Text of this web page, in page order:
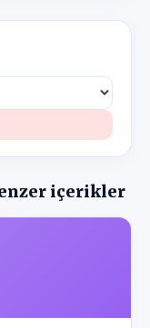
içerikler